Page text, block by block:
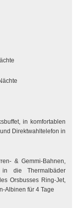
in komfortablen
Direktwahltelefon in
& Gemmi-Bahnen,
die Thermalbäder
Orsbusses Ring-Jet,
Albinen für 4 Tage